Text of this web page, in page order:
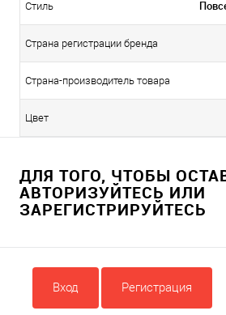
Стиль
Страна регистрации бренда
Страна-производитель товара
Цвет
ДЛЯ ТОГО, ЧТОБЫ
АВТОРИЗУЙТЕСЬ ИЛИ
ЗАРЕГИСТРИРУЙТЕСЬ
Вход Регистрация